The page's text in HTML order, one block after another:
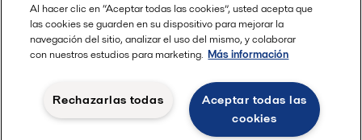
Al hacer clic en “Aceptar todas las cookies”, usted acepta que
las cookies se guarden en su dispositivo para mejorar la
navegación del sitio, analizar el uso del mismo, y colaborar
con nuestros estudios para marketing. Más información
Aceptar todas las
cookies
Rechazarlas todas